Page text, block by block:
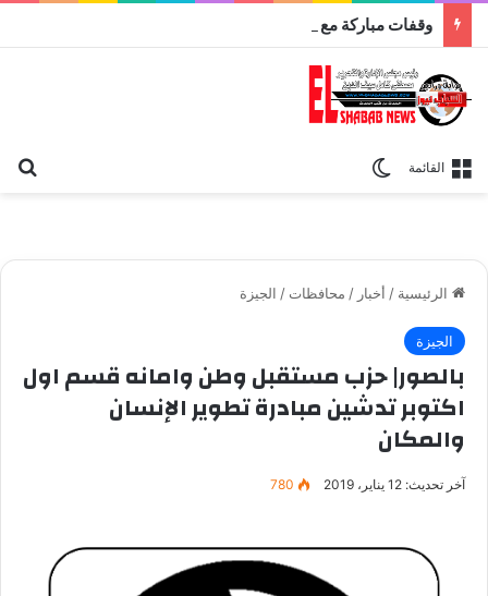
القائمة
الرئيسية / أخبار / محافظات / الجيزة
الجيزة
بالصور| حزب مستقبل وطن وامانه قسم اول
اكتوبر تدشين مبادرة تطوير الإنسان
والمكان
آخر تحديث: 12 يناير، 2019 780